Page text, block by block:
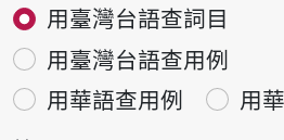
用臺灣台語查詞目
用臺灣台語查用例
用華語查用例
用